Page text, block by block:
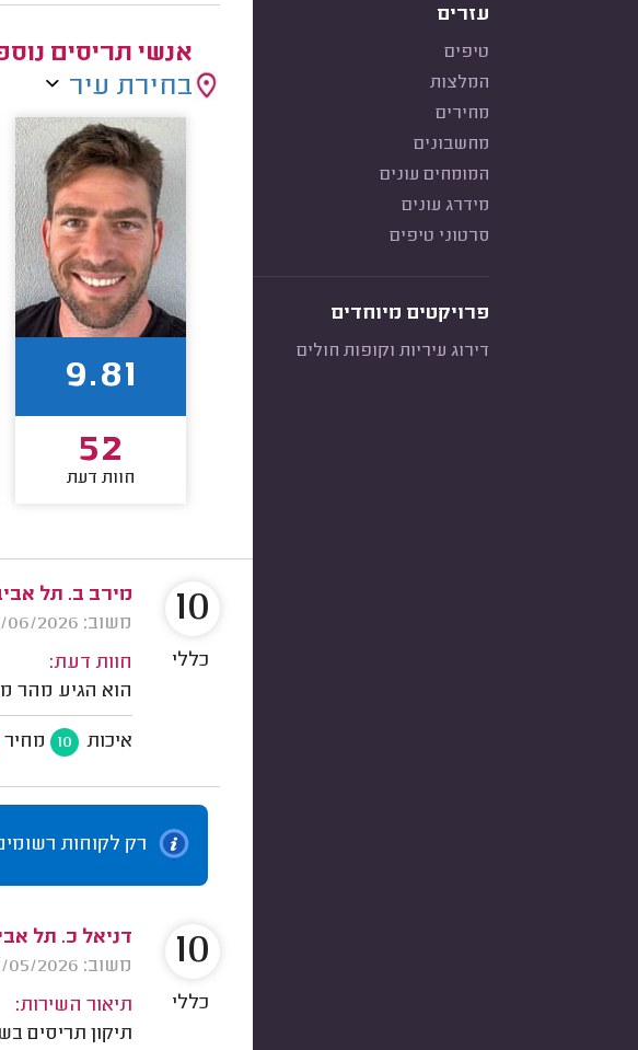
עזרים
טיפים
המלצות
מחירים
מחשבונים
המומחים עונים
מידרג עונים
סרטוני טיפים
פרויקטים מיוחדים
דירוג עיריות וקופות חולים
אנשי תריסים
בחירת עיר
9.81
52
חוות דעת
מירב ב. תל
משוב: 04/06/2026
חוות דעת:
הוא הגיע מהר
איכות 10 מחיר
10
כללי
רק לקוחות
דניאל כ. תל
משוב: 03/05/2026
תיאור השירות:
תיקון תריסים
10
כללי